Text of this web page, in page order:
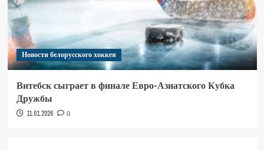
Новости белорусского хоккея
Витебск сыграет в финале Евро-Азиатского Кубка
Дружбы
11.01.2026 0